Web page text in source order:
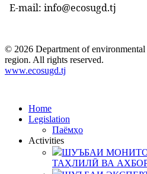
E-mail: info@ecosugd.tj
© 2026 Department of
region. All rights reserved.
www.ecosugd.tj
Home
Legislation
Паёмҳо
Activities
ШУЪБАИ
ТАҲЛИЛӢ ВА